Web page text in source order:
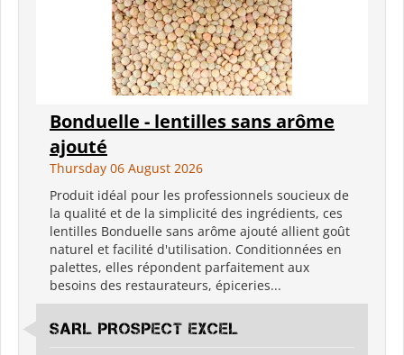
Bonduelle - lentilles sans arôme
ajouté
Thursday 06 August 2026
Produit idéal pour les professionnels soucieux de
la qualité et de la simplicité des ingrédients, ces
lentilles Bonduelle sans arôme ajouté allient goût
naturel et facilité d'utilisation. Conditionnées en
palettes, elles répondent parfaitement aux
besoins des restaurateurs, épiceries...
SARL PROSPECT EXCEL